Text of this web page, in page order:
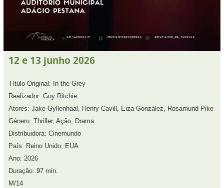
12 e 13 junho 2026
Título Original: In the Grey
Realizador: Guy Ritchie
Atores: Jake Gyllenhaal, Henry Cavill, Eiza González, Rosamund Pike
Género: Thriller, Ação, Drama
Distribuidora: Cinemundo
País: Reino Unido, EUA
Ano: 2026
Duração: 97 min.
M/14